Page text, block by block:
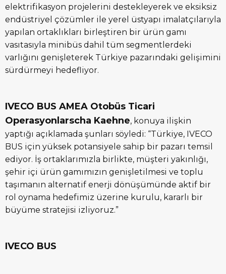
elektrifikasyon projelerini destekleyerek ve eksiksiz
endüstriyel çözümler ile yerel üstyapı imalatçılarıyla
yapılan ortaklıkları birleştiren bir ürün gamı
vasıtasıyla minibüs dahil tüm segmentlerdeki
varlığını genişleterek Türkiye pazarındaki gelişimini
sürdürmeyi hedefliyor.
IVECO BUS AMEA Otobüs Ticari
Operasyonlarscha Kaehne, konuya ilişkin
yaptığı açıklamada şunları söyledi: “Türkiye, IVECO
BUS için yüksek potansiyele sahip bir pazarı temsil
ediyor. İş ortaklarımızla birlikte, müşteri yakınlığı,
şehir içi ürün gamımızın genişletilmesi ve toplu
taşımanın alternatif enerji dönüşümünde aktif bir
rol oynama hedefimiz üzerine kurulu, kararlı bir
büyüme stratejisi izliyoruz.”
IVECO BUS